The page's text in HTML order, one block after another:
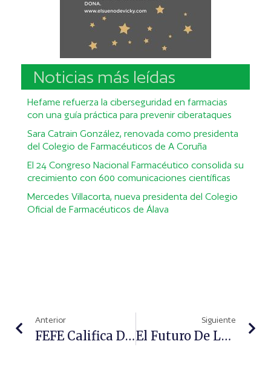
Noticias más leídas
Hefame refuerza la ciberseguridad en farmacias
con una guía práctica para prevenir ciberataques
Sara Catrain González, renovada como presidenta
del Colegio de Farmacéuticos de A Coruña
El 24 Congreso Nacional Farmacéutico consolida su
crecimiento con 600 comunicaciones científicas
Mercedes Villacorta, nueva presidenta del Colegio
Oficial de Farmacéuticos de Álava
Anterior
FEFE Califica De “intolerables” Los Impagos A Las Farmacias Valencianas
Siguiente
El Futuro De La Farmacia Está Aquí Y Se Llama Soyfarma